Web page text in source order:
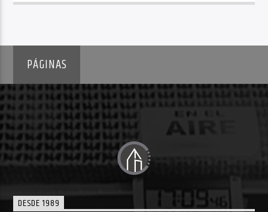
PÁGINAS
DESDE 1989